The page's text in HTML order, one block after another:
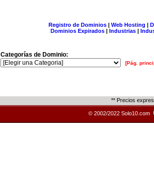
Registro de Dominios| Web Hosting |
Dominios Expirados | Industrias |
Categorías de Dominio:
[Pág.
** Precios
© 2002/2022 Solo10.com